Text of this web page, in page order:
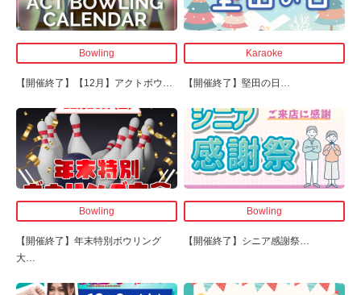
Bowling
【開催終了】 【12月】アクトボウ…
Karaoke
【開催終了】堅田の日 …
Bowling
【開催終了】 年末特別ボウリング
大…
Bowling
【開催終了】 シニア感謝祭…